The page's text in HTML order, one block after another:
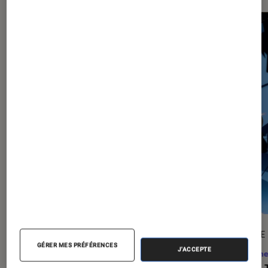
SÉLECTION ARTICLE
GÉRER MES PRÉFÉRENCES
J'ACCEPTE